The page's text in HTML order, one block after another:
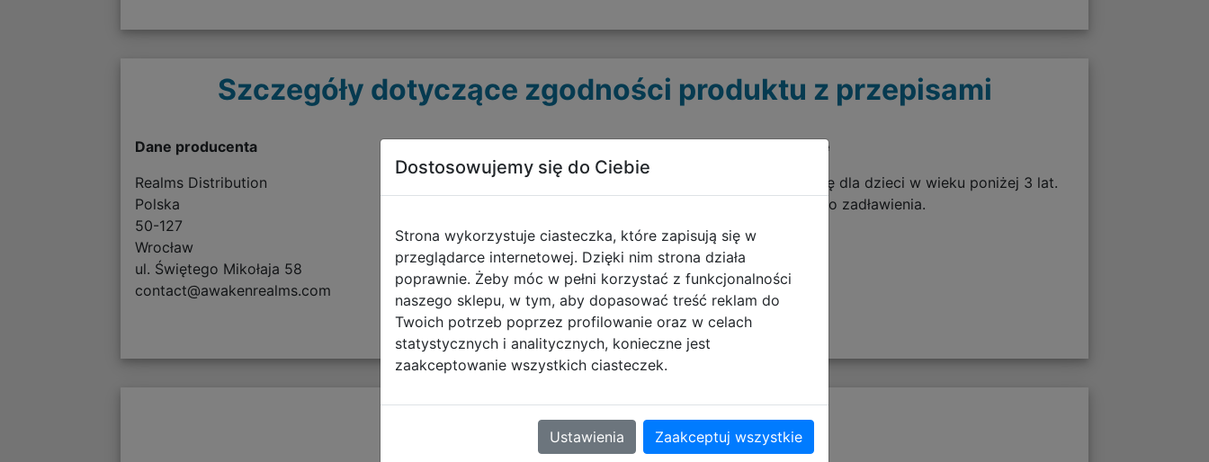
Szczegóły dotyczące zgodności produktu z przepisami
Dane producenta
Realms Distribution
Polska
50-127
Wrocław
ul. Świętego Mikołaja 58
contact@awakenrealms.com
Informacje o bezpieczeństwie
Posiada logo CE. Nie nadaje się dla dzieci w wieku poniżej 3 lat.
Zawiera małe elementy - ryzyko zadławienia.
Opinie o produkcie
Dostosowujemy się do Ciebie
Strona wykorzystuje ciasteczka, które zapisują się w
przeglądarce internetowej. Dzięki nim strona działa
poprawnie. Żeby móc w pełni korzystać z funkcjonalności
naszego sklepu, w tym, aby dopasować treść reklam do
Twoich potrzeb poprzez profilowanie oraz w celach
statystycznych i analitycznych, konieczne jest
zaakceptowanie wszystkich ciasteczek.
Ustawienia Zaakceptuj wszystkie